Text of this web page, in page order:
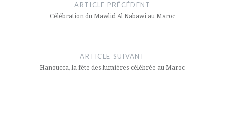
l’article
ARTICLE PRÉCÉDENT
Célébration du Mawlid Al Nabawi au Maroc
ARTICLE SUIVANT
Hanoucca, la fête des lumières célébrée au Maroc